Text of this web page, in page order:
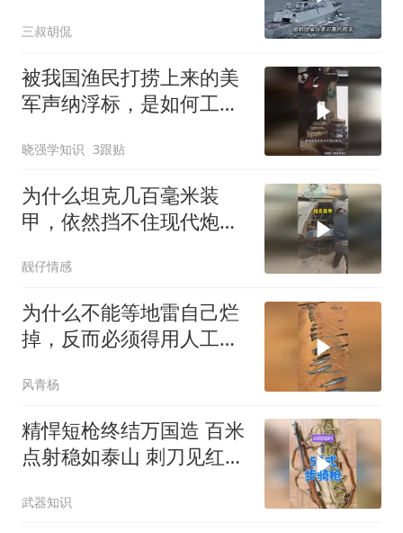
三叔胡侃
被我国渔民打捞上来的美
军声纳浮标，是如何工作
晓强学知识 3跟贴
为什么坦克几百毫米装
甲，依然挡不住现代炮
靓仔情感
为什么不能等地雷自己烂
掉，反而必须得用人工清
风青杨
精悍短枪终结万国造 百米
点射稳如泰山 刺刀见红铸
武器知识